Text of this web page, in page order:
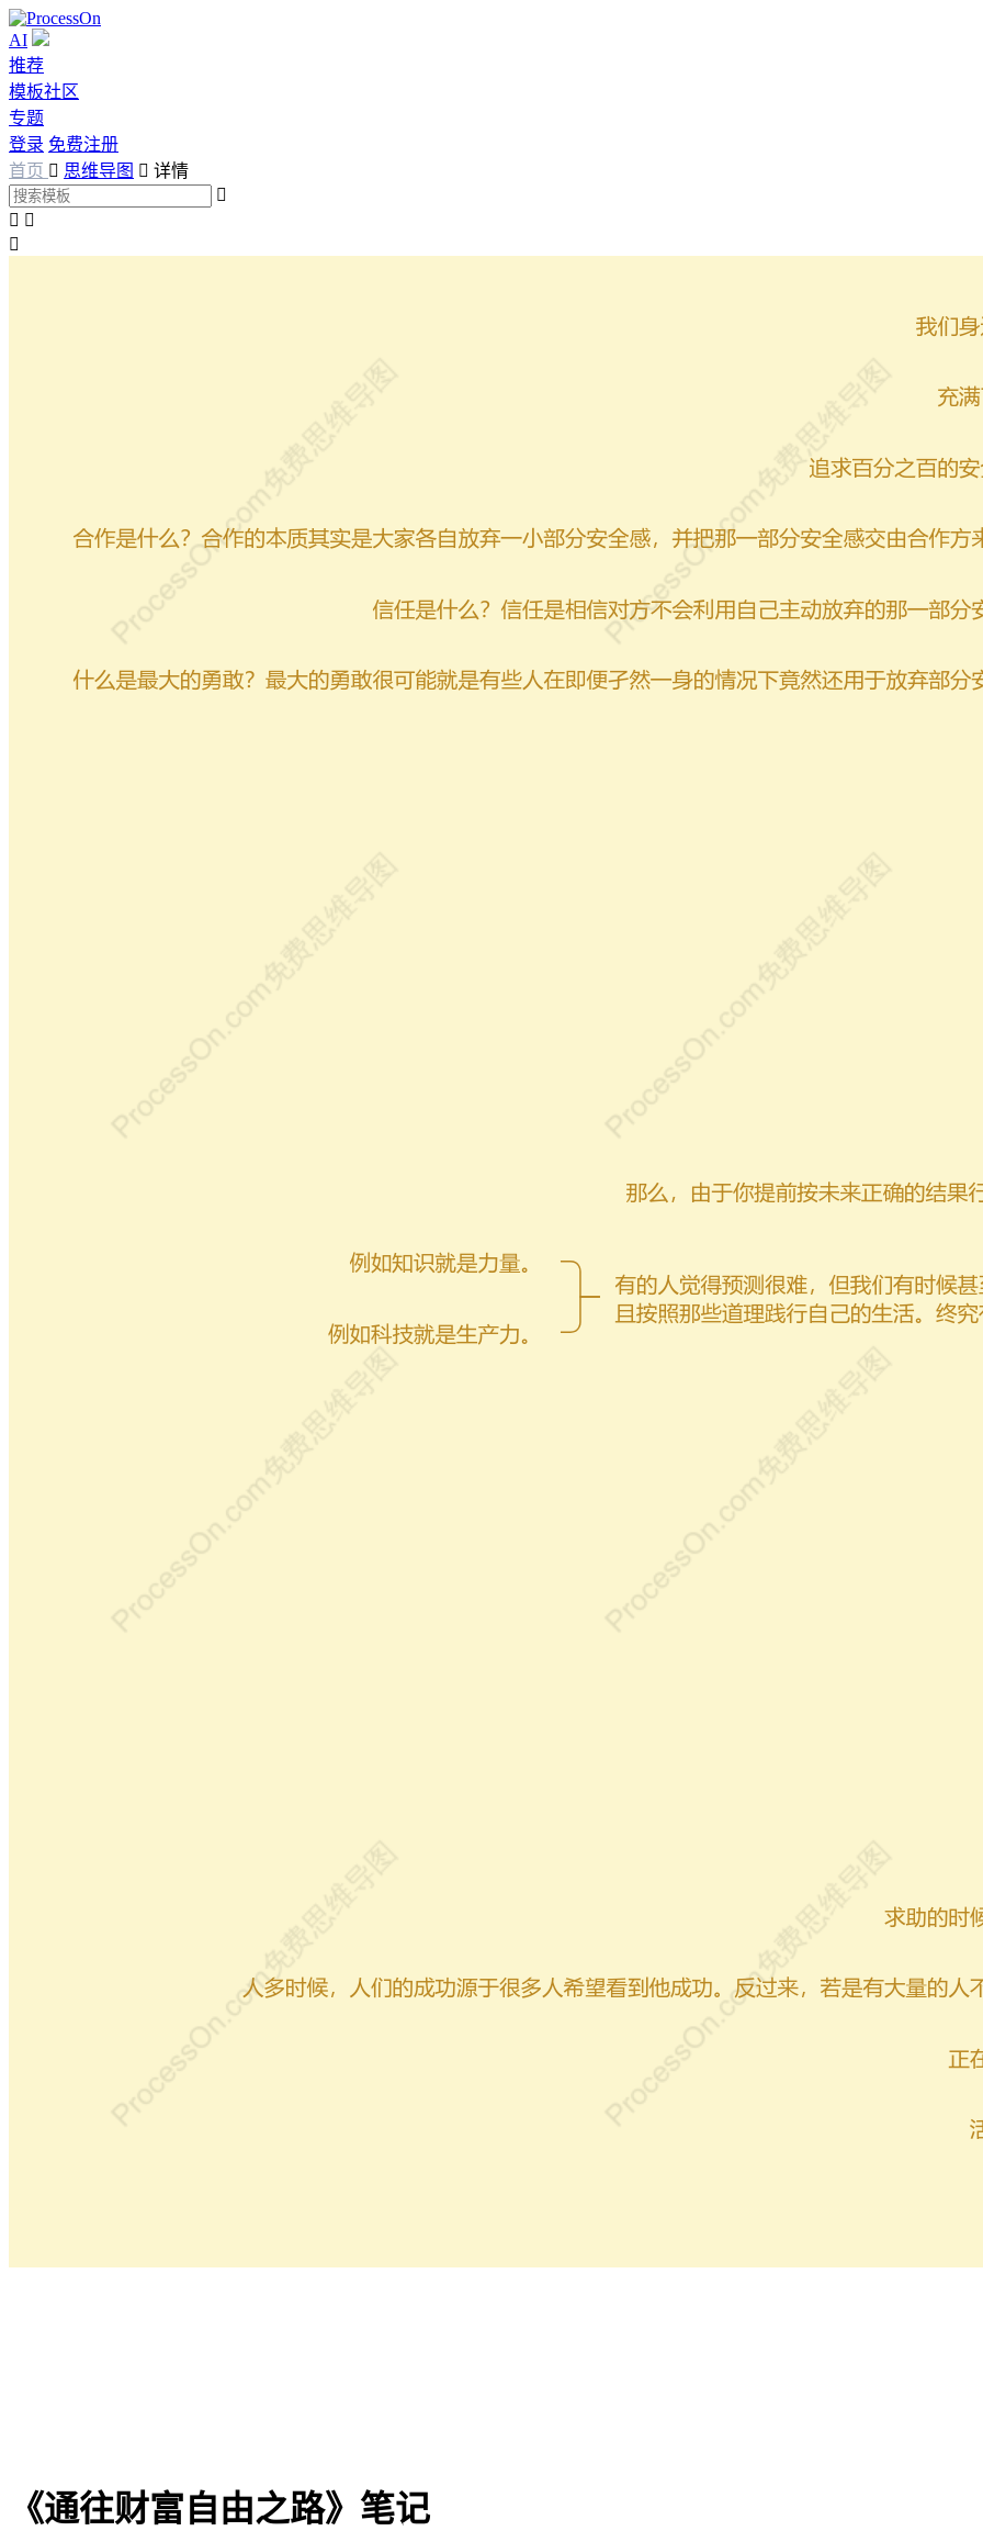
AI
推荐
模板社区
专题
登录 免费注册
首页  思维导图  详情

 

《通往财富自由之路》笔记